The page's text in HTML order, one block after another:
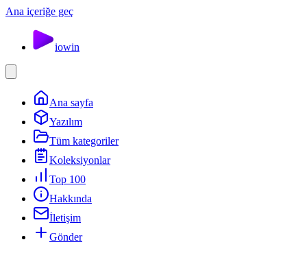
Ana içeriğe geç
iowin
Ana sayfa
Yazılım
Tüm kategoriler
Koleksiyonlar
Top 100
Hakkında
İletişim
Gönder